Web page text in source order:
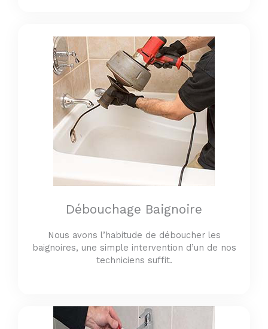
Débouchage Baignoire
Nous avons l’habitude de déboucher les
baignoires, une simple intervention d’un de nos
techniciens suffit.